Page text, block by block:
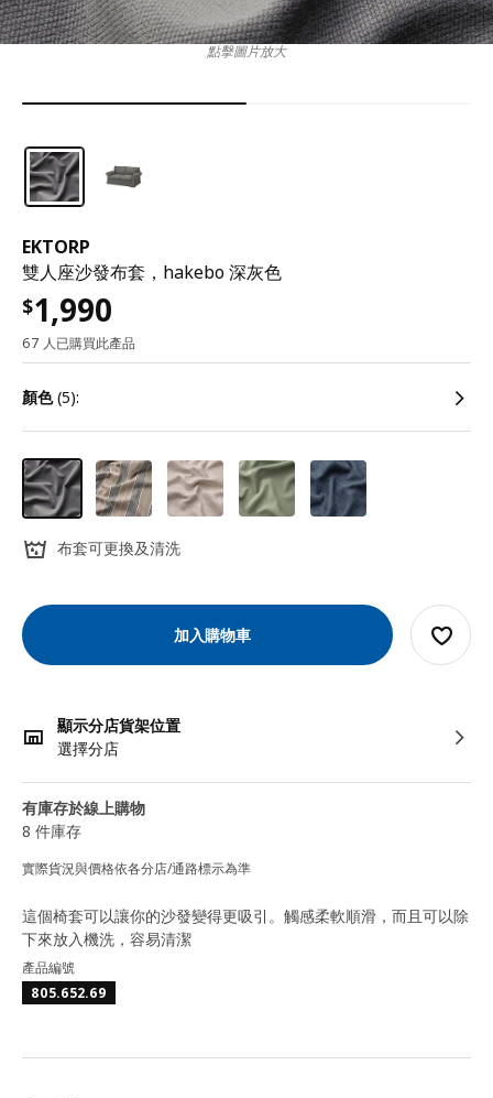
EKTORP
雙人座沙發布套，hakebo 深灰色
$1,990
67 人已購買此產品
顏色(5):
布套可更換及清洗
加入購物車
顯示分店貨架位置
選擇分店
有庫存於線上購物
8 件庫存
實際貨況與價格依各分店/通路標示為準
點擊圖片放大
這個椅套可以讓你的沙發變得更吸引。觸感柔軟順滑，而且可以除
下來放入機洗，容易清潔
產品編號
805.652.69